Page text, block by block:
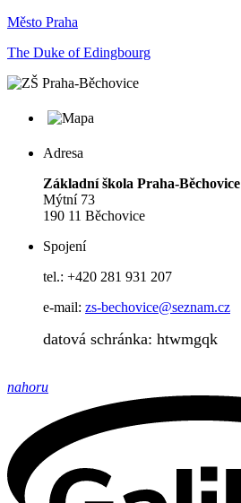
Město Praha
The Duke of Edingbourg
Adresa
Základní škola Praha-Běchovice
Mýtní 73
190 11 Běchovice
Spojení
tel.: +420 281 931 207
e-mail: zs-bechovice@seznam.cz
datová schránka: htwmgqk
nahoru